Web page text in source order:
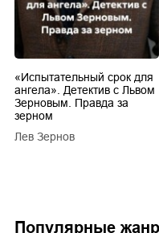
Популярные
«Испытательный срок для
ангела». Детектив с Львом
Зерновым. Правда за
зерном
Лев Зернов